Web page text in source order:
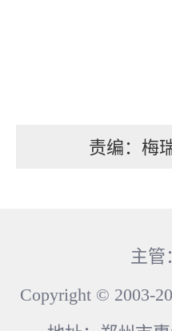
责编：梅
主管
Copyright © 2003-